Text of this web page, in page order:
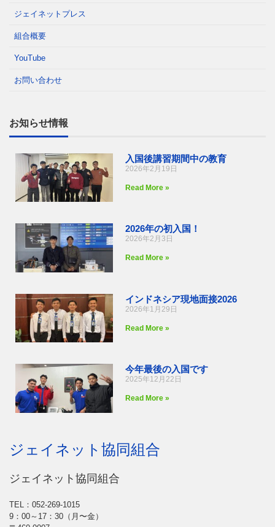
ジェイネットプレス
組合概要
YouTube
お問い合わせ
お知らせ情報
入国後講習期間中の教育
2026年2月19日
Read More »
2026年の初入国！
2026年2月3日
Read More »
インドネシア現地面接2026
2026年1月29日
Read More »
今年最後の入国です
2025年12月22日
Read More »
ジェイネット協同組合
ジェイネット協同組合
TEL：052-269-1015
9：00～17：30（月〜金）